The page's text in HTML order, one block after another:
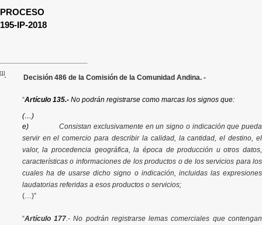
PROCESO
195-IP-2018
[1]
Decisión 486 de la Comisión de la Comunidad Andina. -
“Artículo 135.-No podrán registrarse como marcas los signos que:
(…)
e)
Consistan exclusivamente en un signo o indicación que pueda
servir en el comercio para describir la calidad, la cantidad, el destino, el
valor, la procedencia geográfica, la época de producción u otros datos,
características o informaciones de los productos o de los servicios para los
cuales ha de usarse dicho signo o indicación, incluidas las expresiones
laudatorias referidas a esos productos o servicios;
(…)”
“Artículo 177 .- No podrán registrarse lemas comerciales que contengan